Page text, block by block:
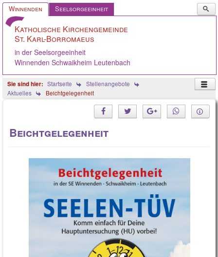
Winnenden Seelsorgeeinheit
...
Katholische Kirchengemeinde
St. Karl-Borromaeus
in der Seelsorgeeinheit
Winnenden Schwaikheim Leutenbach
Startseite
Stellenangebote
Aktuelles
Beichtgelegenheit
Beichtgelegenheit